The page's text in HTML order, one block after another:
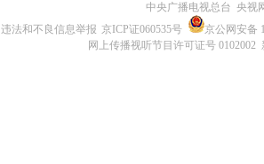
中央广播电视总台 央视
违法和不良信息举报 京ICP证060535号
京公网安备
网上传播视听节目许可证号 0102002